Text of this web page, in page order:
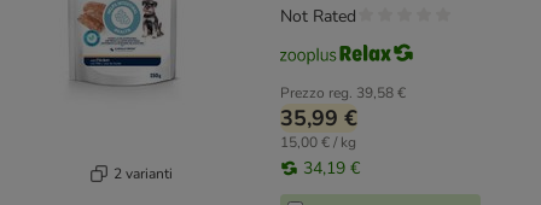
2 varianti
Prezzo reg. 39,58 €
35,99 €
15,00 € / kg
34,19 €
Not Rated